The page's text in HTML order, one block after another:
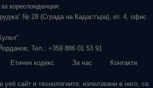
кореспонденция:
№ 28 (Сграда на Кадастъра), ет. 4, офис
Тел.: +359 886 01 53 91
Етичен кодекс За нас Контакти
уеб сайт и технологиите, използвани в него, са